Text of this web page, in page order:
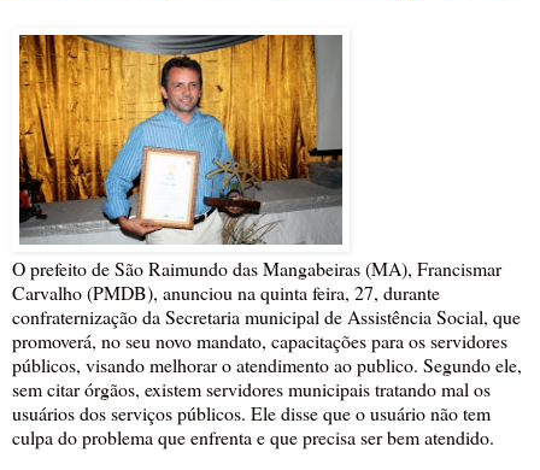
O prefeito de São Raimundo das Mangabeiras (MA), Francismar
Carvalho (PMDB), anunciou na quinta feira, 27, durante
confraternização da Secretaria municipal de Assistência Social, que
promoverá, no seu novo mandato, capacitações para os servidores
públicos, visando melhorar o atendimento ao publico. Segundo ele,
sem citar órgãos, existem servidores municipais tratando mal os
usuários dos serviços públicos. Ele disse que o usuário não tem
culpa do problema que enfrenta e que precisa ser bem atendido.